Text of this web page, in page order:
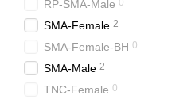
RP-SMA-Male 0
SMA-Female 2
SMA-Female-BH 0
SMA-Male 2
TNC-Female 0